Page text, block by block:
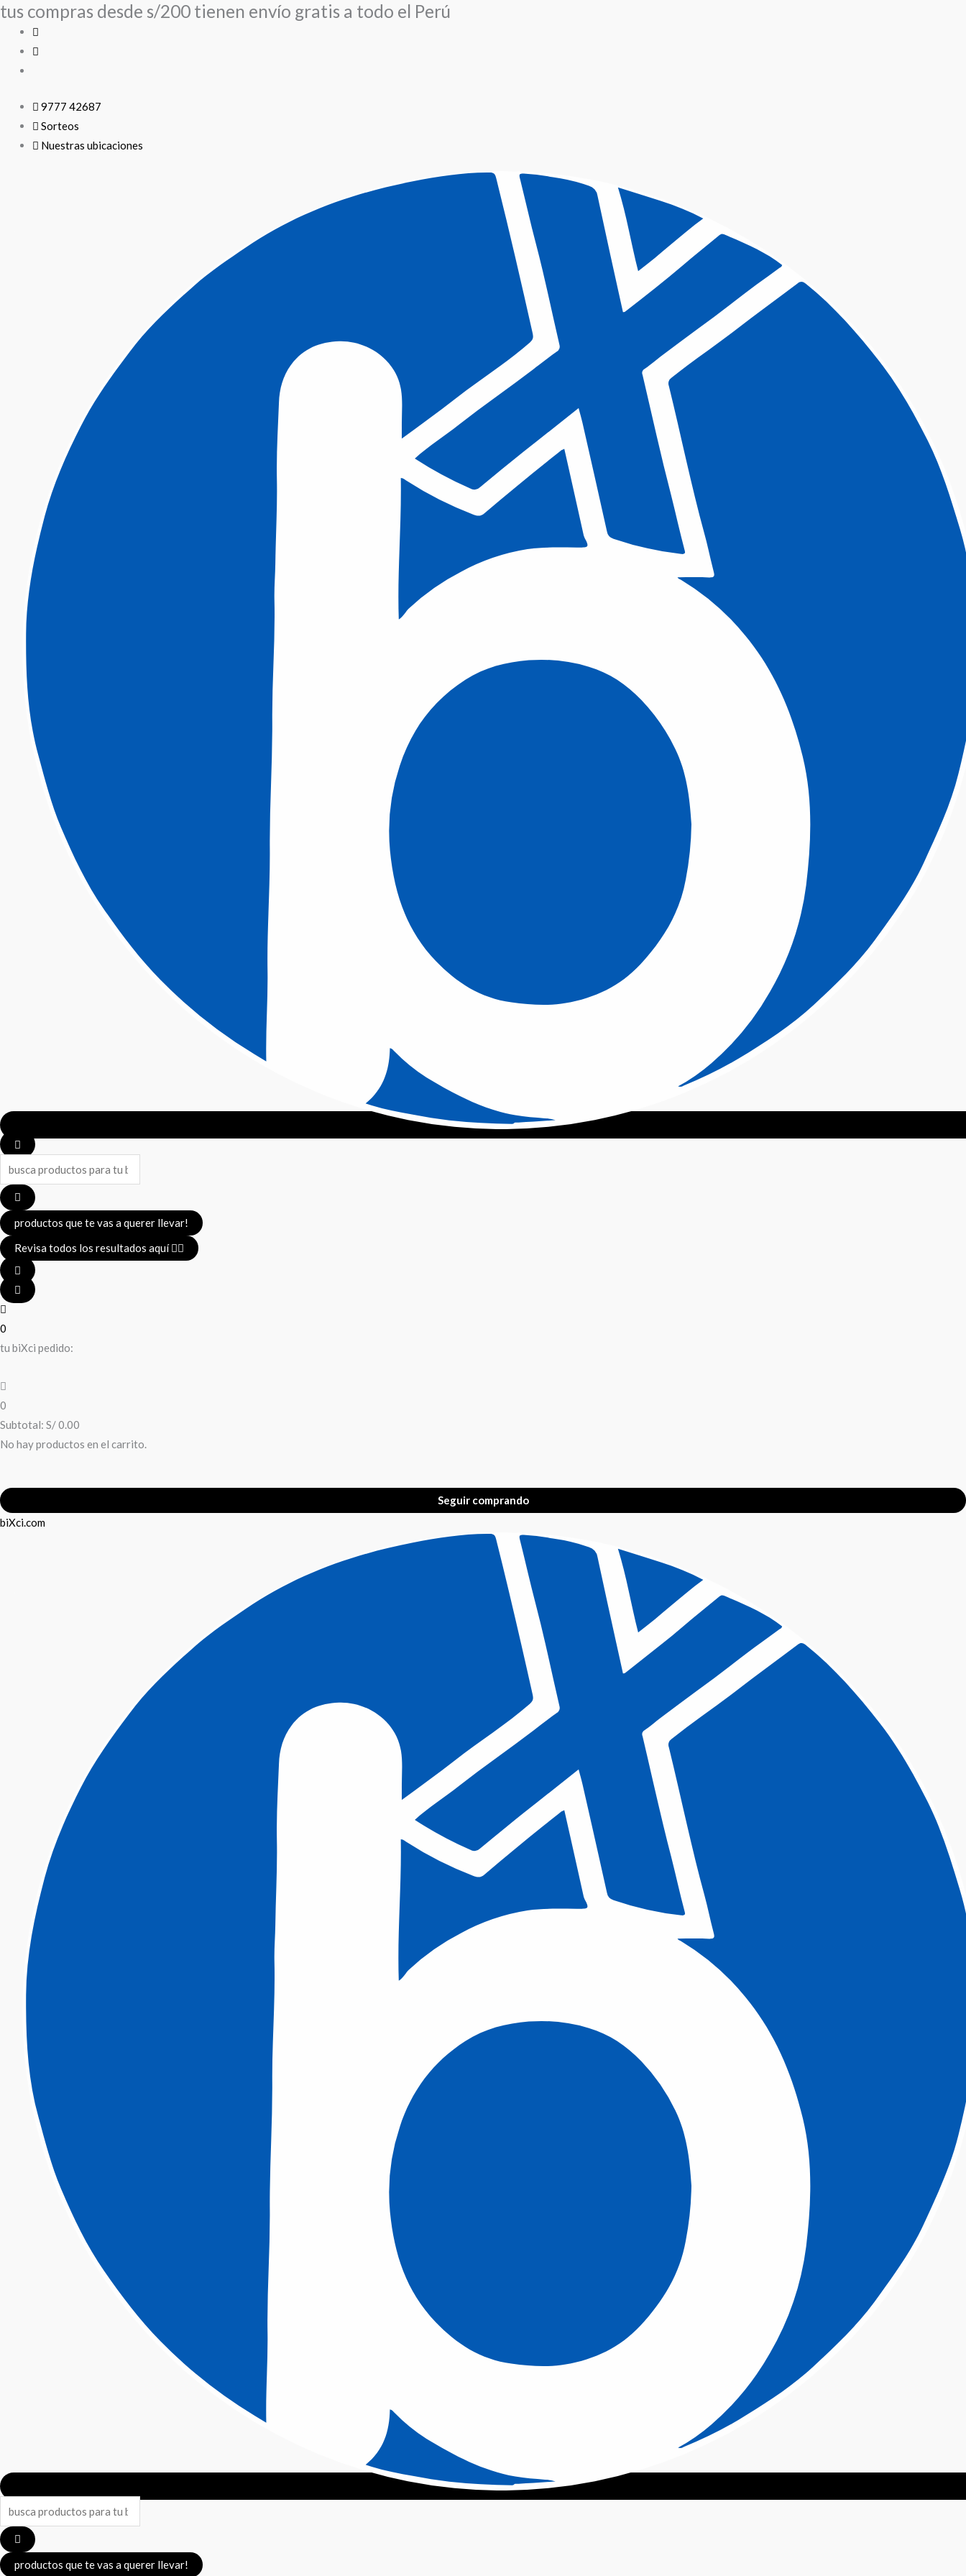
Ir
contenido
tus compras desde s/200 tienen envío gratis a todo el Perú
9777 42687
Sorteos
Nuestras ubicaciones
Search
...
productos que te vas a querer llevar!
Revisa todos los resultados aquí 👈🏼
0
tu biXci pedido:
0
Subtotal: S/0.00
No hay productos en el carrito.
Seguir comprando
biXci.com
...
productos que te vas a querer llevar!